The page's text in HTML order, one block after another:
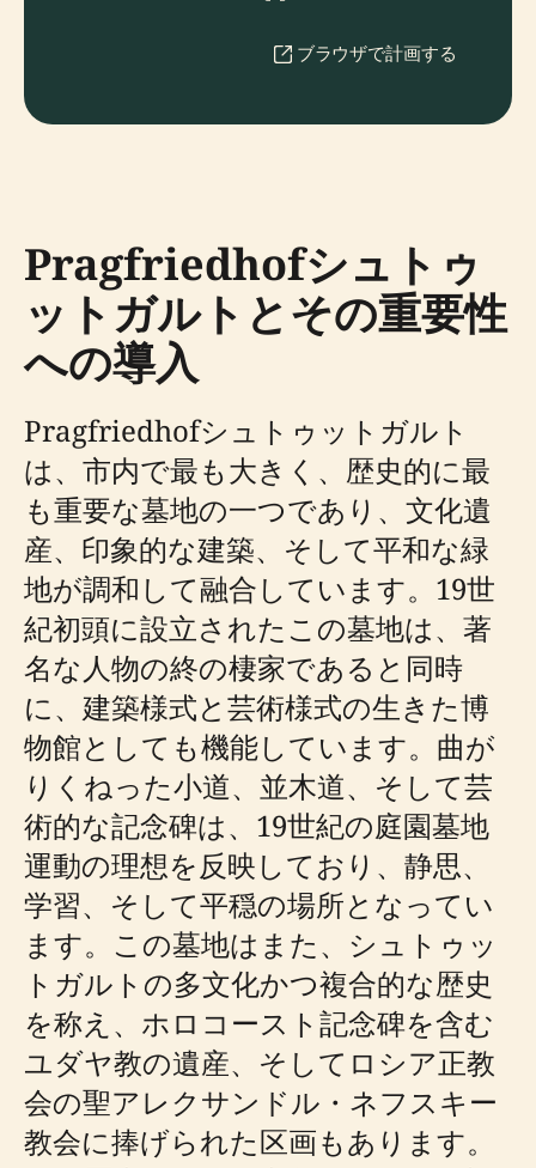
ブラウザで計画する
Pragfriedhofシュトゥ
ットガルトとその重要性
への導入
Pragfriedhofシュトゥットガルト
は、市内で最も大きく、歴史的に最
も重要な墓地の一つであり、文化遺
産、印象的な建築、そして平和な緑
地が調和して融合しています。19世
紀初頭に設立されたこの墓地は、著
名な人物の終の棲家であると同時
に、建築様式と芸術様式の生きた博
物館としても機能しています。曲が
りくねった小道、並木道、そして芸
術的な記念碑は、19世紀の庭園墓地
運動の理想を反映しており、静思、
学習、そして平穏の場所となってい
ます。この墓地はまた、シュトゥッ
トガルトの多文化かつ複合的な歴史
を称え、ホロコースト記念碑を含む
ユダヤ教の遺産、そしてロシア正教
会の聖アレクサンドル・ネフスキー
教会に捧げられた区画もあります。